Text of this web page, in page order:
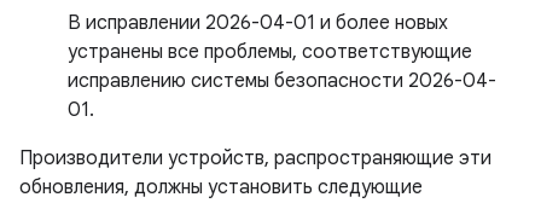
В исправлении 2026-04-01 и более новых
устранены все проблемы, соответствующие
исправлению системы безопасности 2026-04-
01.
Производители устройств, распространяющие эти
обновления, должны установить следующие